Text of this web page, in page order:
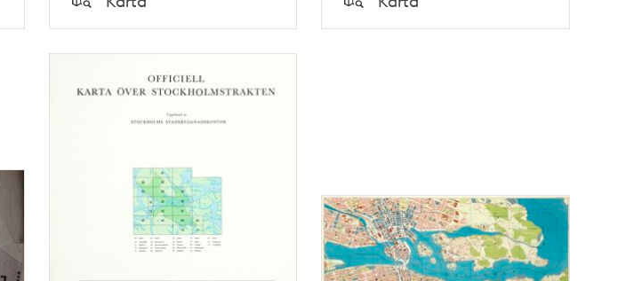
Typ Typ